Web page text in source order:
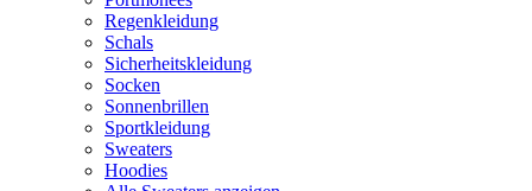
Regenkleidung
Schals
Sicherheitskleidung
Socken
Sonnenbrillen
Sportkleidung
Sweaters
Hoodies